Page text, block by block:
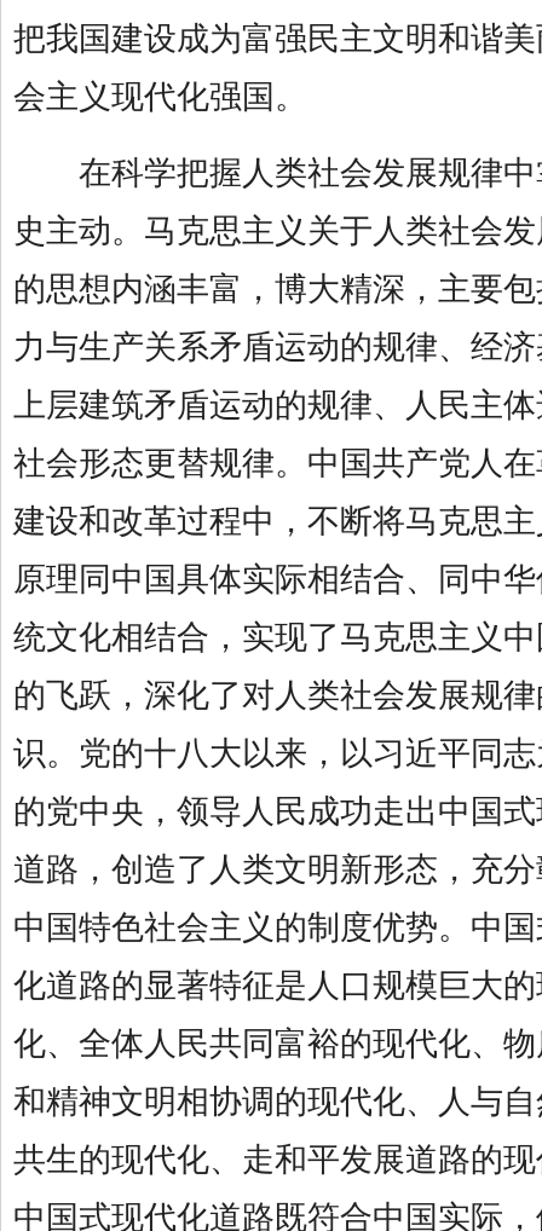
把我国建设成为富强民主文明和谐
会主义现代化强国。
在科学把握人类社会发展规律中
史主动。马克思主义关于人类社会
的思想内涵丰富，博大精深，主要
力与生产关系矛盾运动的规律、经
上层建筑矛盾运动的规律、人民主
社会形态更替规律。中国共产党人
建设和改革过程中，不断将马克思
原理同中国具体实际相结合、同中
统文化相结合，实现了马克思主义
的飞跃，深化了对人类社会发展规
识。党的十八大以来，以习近平同
的党中央，领导人民成功走出中国
道路，创造了人类文明新形态，充
中国特色社会主义的制度优势。中
化道路的显著特征是人口规模巨大
化、全体人民共同富裕的现代化、
和精神文明相协调的现代化、人与
共生的现代化、走和平发展道路的
中国式现代化道路既符合中国实际